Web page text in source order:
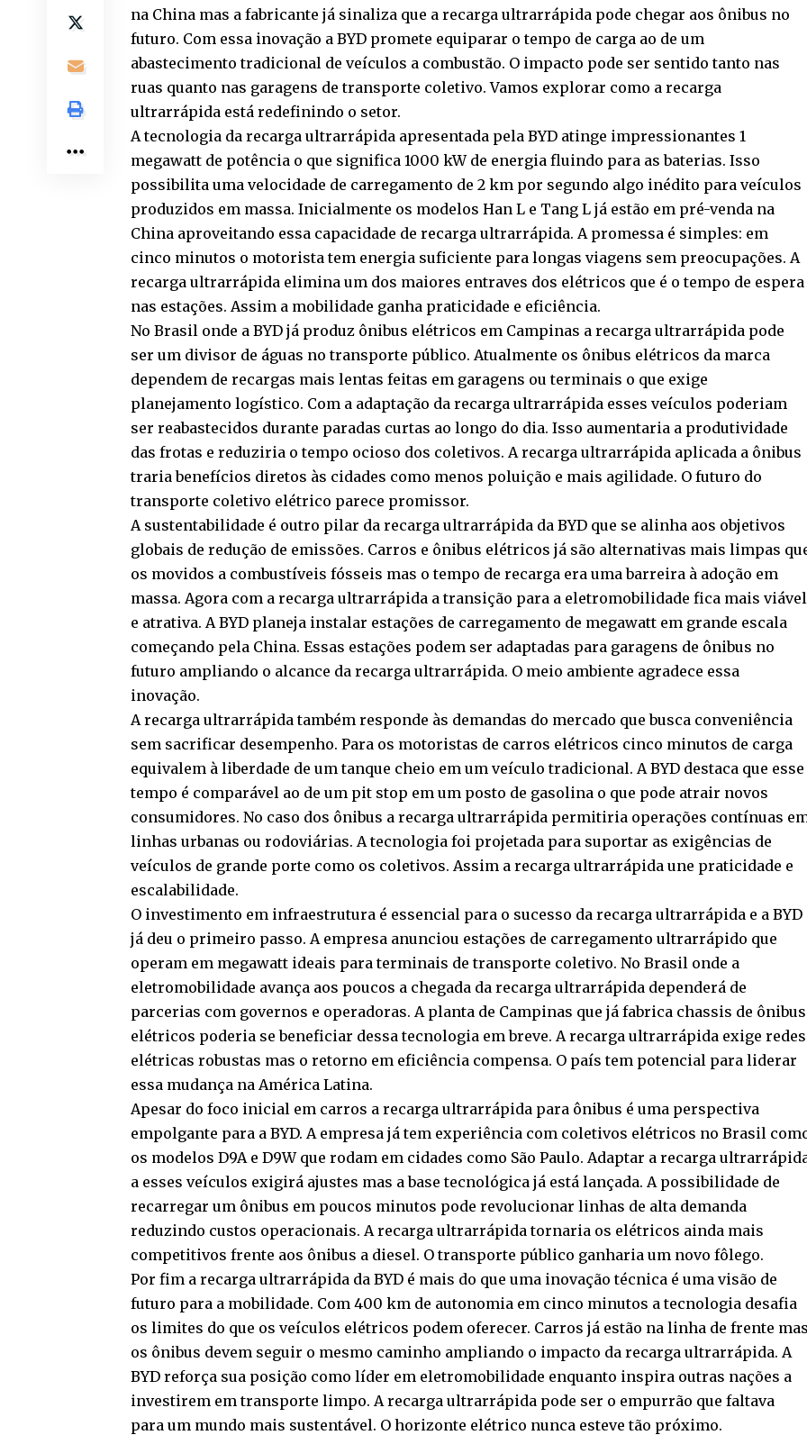
na China mas a fabricante já sinaliza que a recarga ultrarrápida pode chegar aos ônibus no
futuro. Com essa inovação a BYD promete equiparar o tempo de carga ao de um
abastecimento tradicional de veículos a combustão. O impacto pode ser sentido tanto nas
ruas quanto nas garagens de transporte coletivo. Vamos explorar como a recarga
ultrarrápida está redefinindo o setor.
A tecnologia da recarga ultrarrápida apresentada pela BYD atinge impressionantes 1
megawatt de potência o que significa 1000 kW de energia fluindo para as baterias. Isso
possibilita uma velocidade de carregamento de 2 km por segundo algo inédito para veículos
produzidos em massa. Inicialmente os modelos Han L e Tang L já estão em pré-venda na
China aproveitando essa capacidade de recarga ultrarrápida. A promessa é simples: em
cinco minutos o motorista tem energia suficiente para longas viagens sem preocupações. A
recarga ultrarrápida elimina um dos maiores entraves dos elétricos que é o tempo de espera
nas estações. Assim a mobilidade ganha praticidade e eficiência.
No Brasil onde a BYD já produz ônibus elétricos em Campinas a recarga ultrarrápida pode
ser um divisor de águas no transporte público. Atualmente os ônibus elétricos da marca
dependem de recargas mais lentas feitas em garagens ou terminais o que exige
planejamento logístico. Com a adaptação da recarga ultrarrápida esses veículos poderiam
ser reabastecidos durante paradas curtas ao longo do dia. Isso aumentaria a produtividade
das frotas e reduziria o tempo ocioso dos coletivos. A recarga ultrarrápida aplicada a ônibus
traria benefícios diretos às cidades como menos poluição e mais agilidade. O futuro do
transporte coletivo elétrico parece promissor.
A sustentabilidade é outro pilar da recarga ultrarrápida da BYD que se alinha aos objetivos
globais de redução de emissões. Carros e ônibus elétricos já são alternativas mais limpas
os movidos a combustíveis fósseis mas o tempo de recarga era uma barreira à adoção em
massa. Agora com a recarga ultrarrápida a transição para a eletromobilidade fica mais viável
e atrativa. A BYD planeja instalar estações de carregamento de megawatt em grande escala
começando pela China. Essas estações podem ser adaptadas para garagens de ônibus no
futuro ampliando o alcance da recarga ultrarrápida. O meio ambiente agradece essa
inovação.
A recarga ultrarrápida também responde às demandas do mercado que busca conveniência
sem sacrificar desempenho. Para os motoristas de carros elétricos cinco minutos de carga
equivalem à liberdade de um tanque cheio em um veículo tradicional. A BYD destaca que esse
tempo é comparável ao de um pit stop em um posto de gasolina o que pode atrair novos
consumidores. No caso dos ônibus a recarga ultrarrápida permitiria operações contínuas
linhas urbanas ou rodoviárias. A tecnologia foi projetada para suportar as exigências de
veículos de grande porte como os coletivos. Assim a recarga ultrarrápida une praticidade e
escalabilidade.
O investimento em infraestrutura é essencial para o sucesso da recarga ultrarrápida e a BYD
já deu o primeiro passo. A empresa anunciou estações de carregamento ultrarrápido que
operam em megawatt ideais para terminais de transporte coletivo. No Brasil onde a
eletromobilidade avança aos poucos a chegada da recarga ultrarrápida dependerá de
parcerias com governos e operadoras. A planta de Campinas que já fabrica chassis de ônibus
elétricos poderia se beneficiar dessa tecnologia em breve. A recarga ultrarrápida exige redes
elétricas robustas mas o retorno em eficiência compensa. O país tem potencial para liderar
essa mudança na América Latina.
Apesar do foco inicial em carros a recarga ultrarrápida para ônibus é uma perspectiva
empolgante para a BYD. A empresa já tem experiência com coletivos elétricos no Brasil
os modelos D9A e D9W que rodam em cidades como São Paulo. Adaptar a recarga
a esses veículos exigirá ajustes mas a base tecnológica já está lançada. A possibilidade de
recarregar um ônibus em poucos minutos pode revolucionar linhas de alta demanda
reduzindo custos operacionais. A recarga ultrarrápida tornaria os elétricos ainda mais
competitivos frente aos ônibus a diesel. O transporte público ganharia um novo fôlego.
Por fim a recarga ultrarrápida da BYD é mais do que uma inovação técnica é uma visão de
futuro para a mobilidade. Com 400 km de autonomia em cinco minutos a tecnologia desafia
os limites do que os veículos elétricos podem oferecer. Carros já estão na linha de frente mas
os ônibus devem seguir o mesmo caminho ampliando o impacto da recarga ultrarrápida. A
BYD reforça sua posição como líder em eletromobilidade enquanto inspira outras nações a
investirem em transporte limpo. A recarga ultrarrápida pode ser o empurrão que faltava
para um mundo mais sustentável. O horizonte elétrico nunca esteve tão próximo.